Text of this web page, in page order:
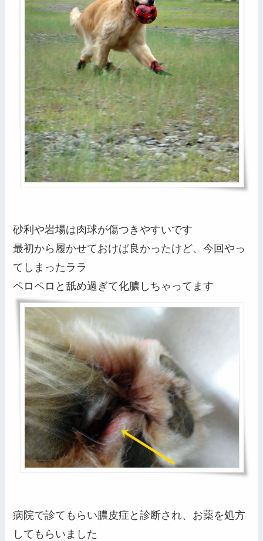
砂利や岩場は肉球が傷つきやすいです
最初から履かせておけば良かったけど、今回やっ
てしまったララ
ペロペロと舐め過ぎて化膿しちゃってます
病院で診てもらい膿皮症と診断され、お薬を処方
してもらいました